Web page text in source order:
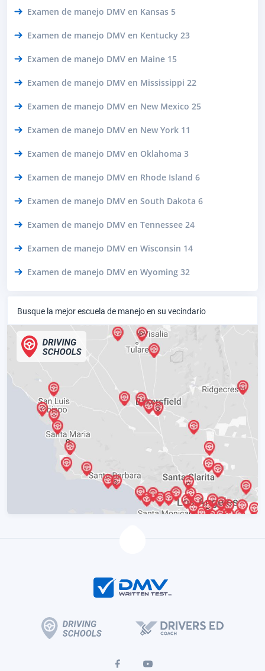
Examen de manejo DMV en Kansas 5
Examen de manejo DMV en Kentucky 23
Examen de manejo DMV en Maine 15
Examen de manejo DMV en Mississippi 22
Examen de manejo DMV en New Mexico 25
Examen de manejo DMV en New York 11
Examen de manejo DMV en Oklahoma 3
Examen de manejo DMV en Rhode Island 6
Examen de manejo DMV en South Dakota 6
Examen de manejo DMV en Tennessee 24
Examen de manejo DMV en Wisconsin 14
Examen de manejo DMV en Wyoming 32
Busque la mejor escuela de manejo en su vecindario